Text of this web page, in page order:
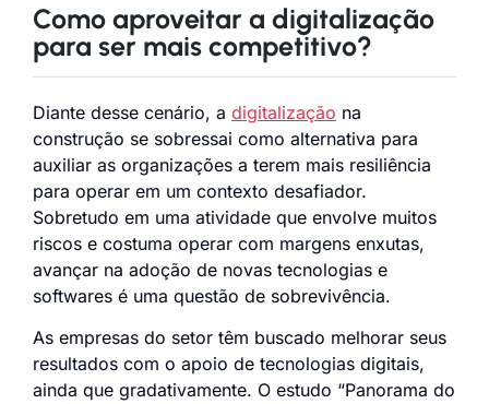
Como aproveitar a digitalização
para ser mais competitivo?
Diante desse cenário, a digitalização na
construção se sobressai como alternativa para
auxiliar as organizações a terem mais resiliência
para operar em um contexto desafiador.
Sobretudo em uma atividade que envolve muitos
riscos e costuma operar com margens enxutas,
avançar na adoção de novas tecnologias e
softwares é uma questão de sobrevivência.
As empresas do setor têm buscado melhorar seus
resultados com o apoio de tecnologias digitais,
ainda que gradativamente. O estudo “Panorama do